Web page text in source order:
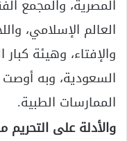
المصرية، والمجمع
العالم الإسلامي،
والإفتاء، وهيئة كبار
السعودية، وبه أوصت
الممارسات الطبية.
والأدلة على التحريم